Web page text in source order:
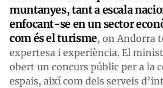
muntanyes, tant a escala
enfocant-se en un sector
com és el turisme, on Andorra
expertesa i experiència. El
obert un concurs públic per a la
espais, així com dels serveis